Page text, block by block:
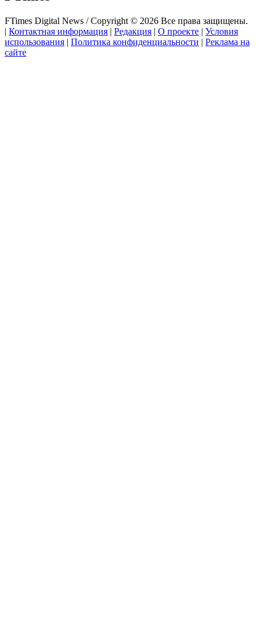
FTimes Digital News / Copyright © 2026 Все права защищены.
| Контактная информация | Редакция | О проекте | Условия
использования | Политика конфиденциальности | Реклама на
сайте